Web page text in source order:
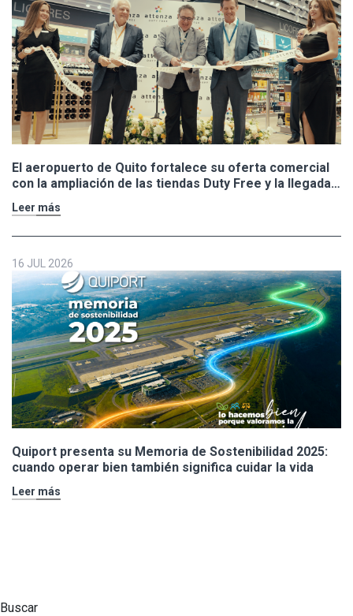
El aeropuerto de Quito fortalece su oferta comercial
con la ampliación de las tiendas Duty Free y la llegada
de Polo Ralph Lauren y Adidas
Leer más
16 JUL 2026
Quiport presenta su Memoria de Sostenibilidad 2025:
cuando operar bien también significa cuidar la vida
Leer más
Buscar